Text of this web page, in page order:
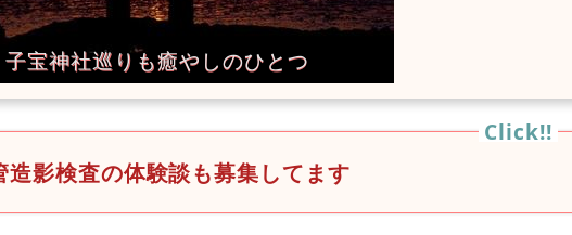
造影検査の体験談も募集してます